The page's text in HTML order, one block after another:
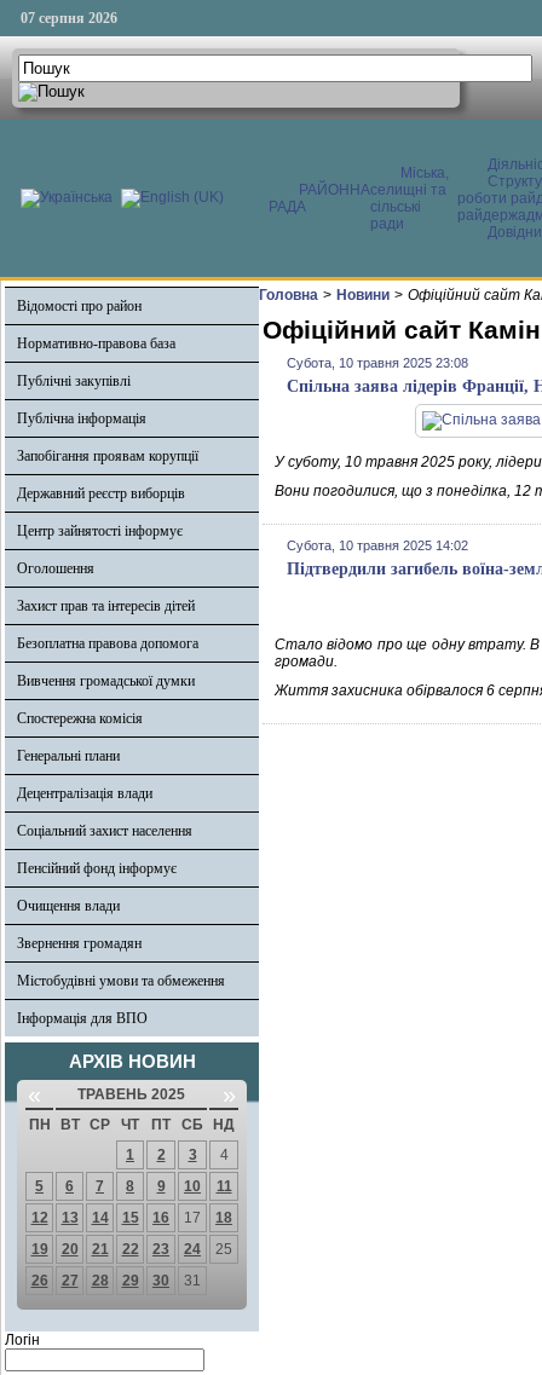
07 серпня 2026
РАЙОННА
РАДА
Міська,
селищні та
сільські
ради
роботи
Відомості про район
Нормативно-правова база
Публічні закупівлі
Публічна інформація
Запобігання проявам корупції
Державний реєстр виборців
Центр зайнятості інформує
Оголошення
Захист прав та інтересів дітей
Безоплатна правова допомога
Вивчення громадської думки
Спостережна комісія
Генеральні плани
Децентралізація влади
Соціальний захист населення
Пенсійний фонд інформує
Очищення влади
Звернення громадян
Містобудівні умови та обмеження
Інформація для ВПО
АРХІВ НОВИН
« ТРАВЕНЬ 2025 »
ПН ВТ СР ЧТ ПТ СБ
НД
1
2 3
4
5
6 7 8 9 10
11
12
13 14 15 16 17
18
19
20 21 22 23 24
25
26
27 28 29 30 31
Логін
Головна > Новини > Офіційний сайт
Офіційний сайт
Субота, 10 травня 2025 23:08
Спільна заява лідерів
У суботу, 10 травня 2025 року,
Вони погодилися, що з понеділка,
Субота, 10 травня 2025 14:02
Підтвердили загибель воїна-
Стало відомо про ще одну втрату. В
громади.
Життя захисника обірвалося 6